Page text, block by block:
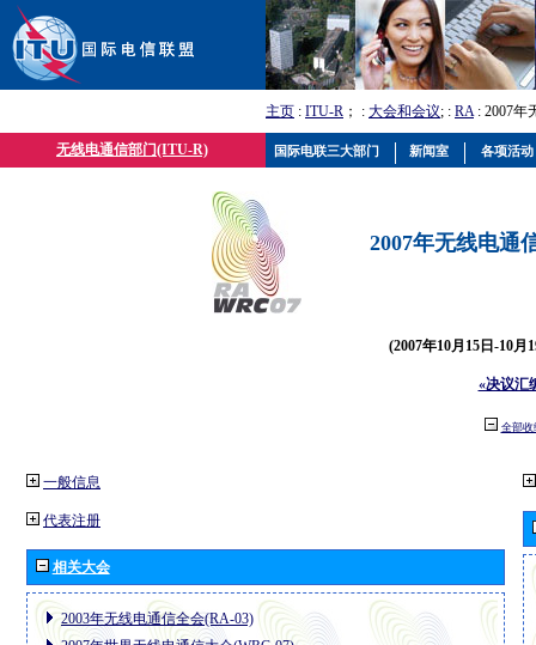
主页 : ITU-R ； : 大会和会议; : RA: 2007年
无线电通信部门(ITU-R)
2007年无线电通
(2007年10月15日-10月
«决议汇
全部收
一般信息
代表注册
相关大会
2003年无线电通信全会(RA-03)
国际电联三大部门 新闻室 各项活动